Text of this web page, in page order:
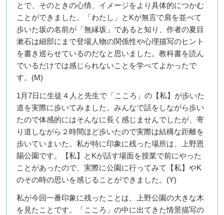
とで、そのときの心情、イメージをより具体的につかむ
ことができました。「わたし」とKが無言で肩を並べて
歩いた坂の名前が「無縁坂」であると知り、作者の夏目
漱石は細部にまで登場人物の関係性や心理描写のヒント
を書き巡らせているのだなと思いました。教科書を読ん
でいるだけでは感じられないことを学べてよかったで
す。(M)
1月7日に生徒４人と先生で「こころ」の【私】が歩いた
道を実際に歩いてみました。みんなで話をしながら歩い
たので体感的にはそんなに長く感じませんでしたが、寄
り道しながら２時間ほど歩いたので実際は結構な距離を
歩いていまいた。私が特に印象に残った場所は、上野恩
賜公園です。【私】とKが話す場面を授業で前にやった
ことがあったので、実際に公園に行ってみて【私】やK
のその時の思いを感じることができました。(Y)
私が今回一番印象に残ったことは、上野公園の大きな木
を見たことです。「こころ」の中に出てきた情景描写の